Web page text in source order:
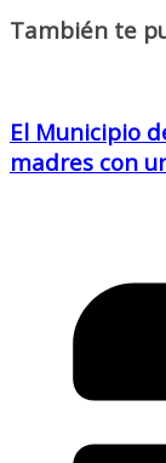
También te
El Municipio
madres con